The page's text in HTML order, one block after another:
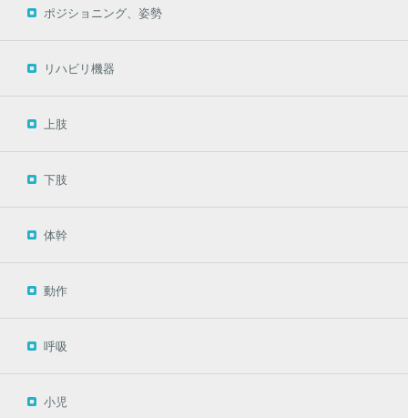
ポジショニング、姿勢
リハビリ機器
上肢
下肢
体幹
動作
呼吸
小児